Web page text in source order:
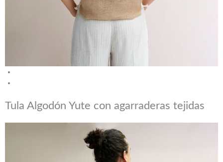
Tula Algodón Yute con agarraderas tejidas